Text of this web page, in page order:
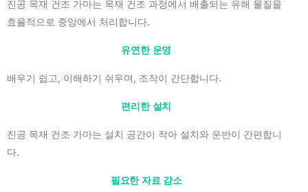
진공 목재 건조 가마는 목재 건조 과정에서 배출되는 유해 물질을
효율적으로 중앙에서 처리합니다.
유연한 운영
배우기 쉽고, 이해하기 쉬우며, 조작이 간단합니다.
편리한 설치
진공 목재 건조 가마는 설치 공간이 작아 설치와 운반이 간편합니
다.
필요한 자료 감소